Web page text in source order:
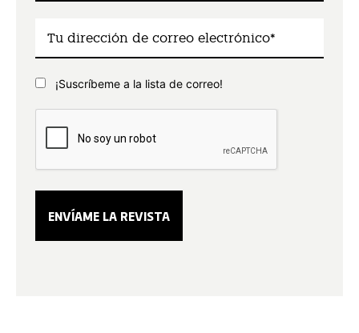
¡Suscríbeme a la lista de correo!